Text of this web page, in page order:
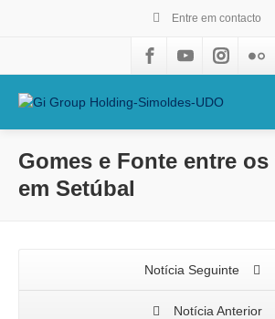
Entre em contacto
Gomes e Fonte entre
em Setúbal
Notícia Seguinte
Notícia Anterior